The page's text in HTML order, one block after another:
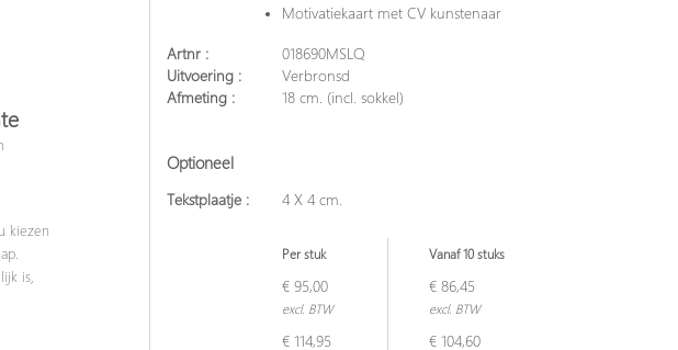
kiezen
is,
Motivatiekaart met CV kunstenaar
Artnr :
018690MSLQ
Uitvoering :
Verbronsd
Afmeting :
18 cm. (incl. sokkel)
Optioneel
Tekstplaatje : 4 X 4 cm.
Per stuk Vanaf 10 stuks
€ 95,00
excl. BTW
€ 86,45
excl. BTW
€ 114,95 € 104,60